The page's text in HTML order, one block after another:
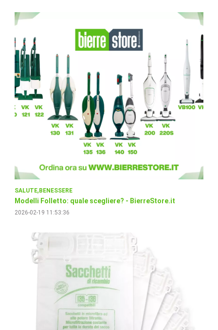
SALUTE BENESSERE
Modelli Folletto: quale scegliere? - BierreStore.it
2026-02-19 11:53:36